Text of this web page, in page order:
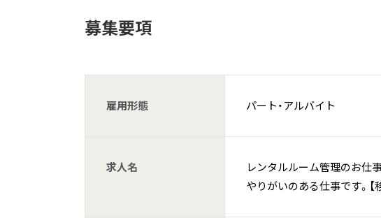
募集要項
雇用形態 パート・アルバイト
求人名
レンタルルーム管理のお仕
やりがいのある仕事です。【